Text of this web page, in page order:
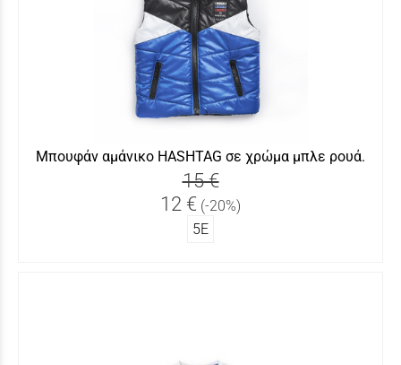
Μπουφάν αμάνικο HASHTAG σε χρώμα μπλε ρουά.
15 €
12 € (-20%)
5Ε